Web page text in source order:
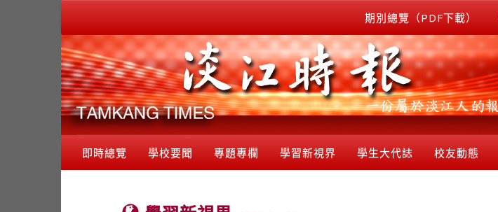
期別總覽（PDF下載）
即時總覽 學校要聞 專題專欄 學習新視界 學生大代誌 校友動態